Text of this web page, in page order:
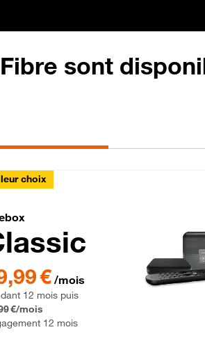
sont
choix
Classic
€ par mois pendant 12 mois puis 42,99 €
€/mois
12 mois puis
€/mois
12 mois